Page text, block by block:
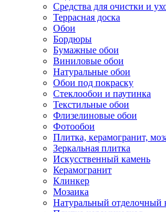
Средства для очистки и
Террасная доска
Обои
Бордюры
Бумажные обои
Виниловые обои
Натуральные обои
Обои под покраску
Стеклообои и паутинка
Текстильные обои
Флизелиновые обои
Фотообои
Плитка, керамогранит,
Зеркальная плитка
Искусственный камень
Керамогранит
Клинкер
Мозаика
Натуральный отделочный